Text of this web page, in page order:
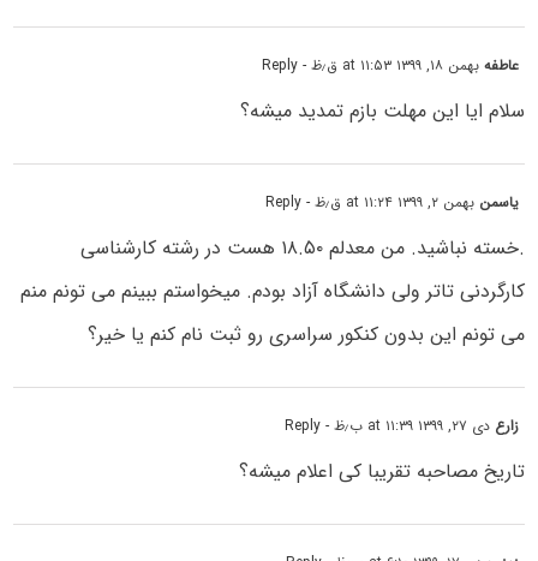
عاطفهبهمن ۱۸, ۱۳۹۹ at ۱۱:۵۳ ق٫ظ - Reply
سلام ایا این مهلت بازم تمدید میشه؟
یاسمن بهمن ۲, ۱۳۹۹ at ۱۱:۲۴ ق٫ظ - Reply
.خسته نباشید. من معدلم ۱۸.۵۰ هست در رشته کارشناسی
کارگردنی تاتر ولی دانشگاه آزاد بودم. میخواستم ببینم می تونم منم
می تونم این بدون کنکور سراسری رو ثبت نام کنم یا خیر؟
زارع دی ۲۷, ۱۳۹۹ at ۱۱:۳۹ ب٫ظ - Reply
تاریخ مصاحبه تقریبا کی اعلام میشه؟